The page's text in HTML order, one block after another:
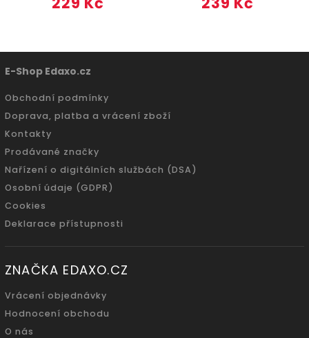
E-Shop Edaxo.cz
Obchodní podmínky
Doprava, platba a vrácení zboží
Kontakty
Prodávané značky
Nařízení o digitálních službách (DSA)
Osobní údaje (GDPR)
Cookies
Deklarace přístupnosti
ZNAČKA EDAXO.CZ
Vrácení objednávky
Hodnocení obchodu
O nás